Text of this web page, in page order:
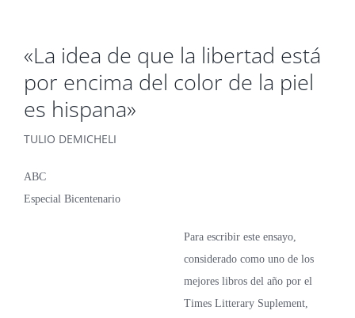
«La idea de que la libertad está
por encima del color de la piel
es hispana»
TULIO DEMICHELI
ABC
Especial Bicentenario
Para escribir este ensayo,
considerado como uno de los
mejores libros del año por el
Times Litterary Suplement,